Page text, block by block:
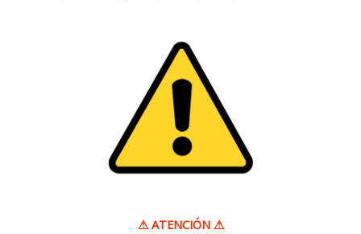
⚠ATENCIÓN ⚠